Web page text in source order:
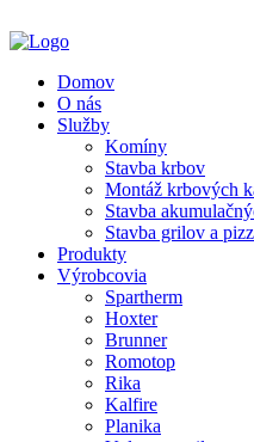
Domov
O nás
Služby
Komíny
Stavba krbov
Montáž krbových
Stavba
Stavba grilov a
Produkty
Výrobcovia
Spartherm
Hoxter
Brunner
Romotop
Rika
Kalfire
Planika